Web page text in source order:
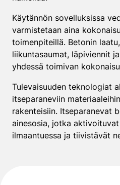
Käytännön sovelluksissa
varmistetaan aina
toimenpiteillä. Betonin
liikuntasaumat, läpiviennit
yhdessä toimivan
Tulevaisuuden teknologiat
itseparaneviin
rakenteisiin. Itseparanevat
ainesosia, jotka
ilmaantuessa ja tiivistävät